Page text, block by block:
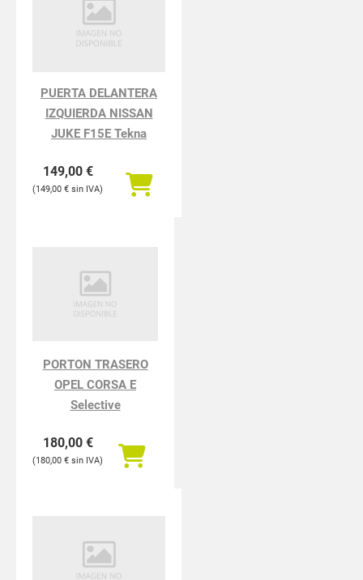
PUERTA DELANTERA
IZQUIERDA NISSAN
JUKE F15E Tekna
149,00 €
149,00 €
PORTON TRASERO
OPEL CORSA E
Selective
180,00 €
180,00 €